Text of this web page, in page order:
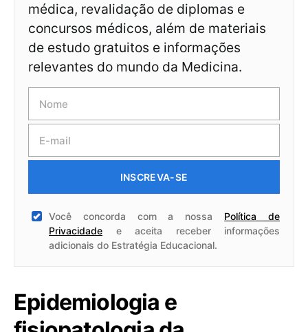
médica, revalidação de diplomas e
concursos médicos, além de materiais
de estudo gratuitos e informações
relevantes do mundo da Medicina.
INSCREVA-SE
Você concorda com a nossa Política de
Privacidade e aceita receber informações
adicionais do Estratégia Educacional.
Epidemiologia e